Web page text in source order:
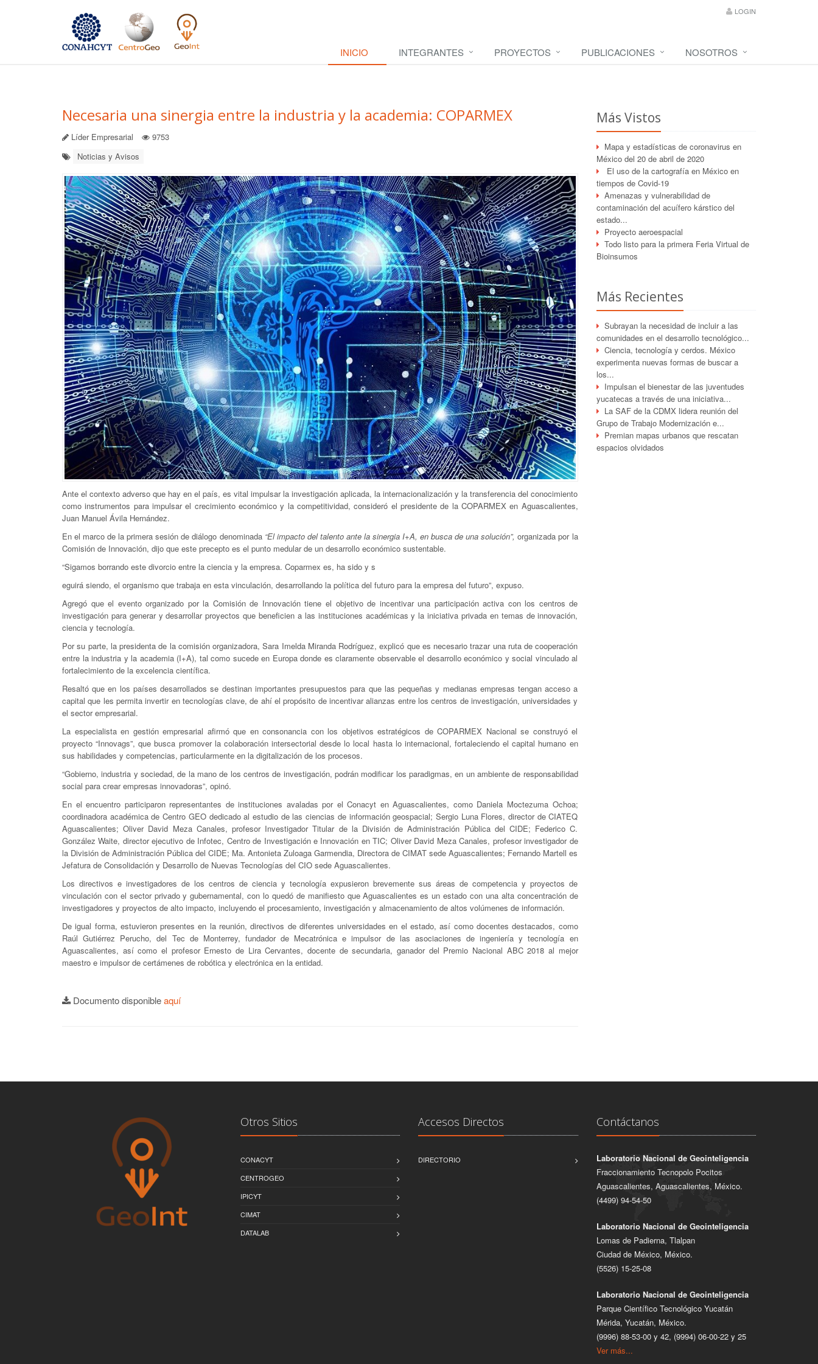
LOGIN
INICIO INTEGRANTES PROYECTOS PUBLICACIONES NOSOTROS
Necesaria una sinergia entre la industria y la academia: COPARMEX
Líder Empresarial
9753
Noticias y Avisos
Ante el contexto adverso que hay en el país, es vital impulsar la investigación aplicada, la internacionalización y la transferencia del conocimiento
como instrumentos para impulsar el crecimiento económico y la competitividad, consideró el presidente de la COPARMEX en Aguascalientes,
Juan Manuel Ávila Hernández.
En el marco de la primera sesión de diálogo denominada “El impacto del talento ante la sinergia I+A, en busca de una solución”,organizada por la
Comisión de Innovación, dijo que este precepto es el punto medular de un desarrollo económico sustentable.
“Sigamos borrando este divorcio entre la ciencia y la empresa. Coparmex es, ha sido y s
eguirá siendo, el organismo que trabaja en esta vinculación, desarrollando la política del futuro para la empresa del futuro”, expuso.
Agregó que el evento organizado por la Comisión de Innovación tiene el objetivo de incentivar una participación activa con los centros de
investigación para generar y desarrollar proyectos que beneficien a las instituciones académicas y la iniciativa privada en temas de innovación,
ciencia y tecnología.
Por su parte, la presidenta de la comisión organizadora, Sara Imelda Miranda Rodríguez, explicó que es necesario trazar una ruta de cooperación
entre la industria y la academia (I+A), tal como sucede en Europa donde es claramente observable el desarrollo económico y social vinculado al
fortalecimiento de la excelencia científica.
Resaltó que en los países desarrollados se destinan importantes presupuestos para que las pequeñas y medianas empresas tengan acceso a
capital que les permita invertir en tecnologías clave, de ahí el propósito de incentivar alianzas entre los centros de investigación, universidades y
el sector empresarial.
La especialista en gestión empresarial afirmó que en consonancia con los objetivos estratégicos de COPARMEX Nacional se construyó el
proyecto “Innovags”, que busca promover la colaboración intersectorial desde lo local hasta lo internacional, fortaleciendo el capital humano en
sus habilidades y competencias, particularmente en la digitalización de los procesos.
“Gobierno, industria y sociedad, de la mano de los centros de investigación, podrán modificar los paradigmas, en un ambiente de responsabilidad
social para crear empresas innovadoras”, opinó.
En el encuentro participaron representantes de instituciones avaladas por el Conacyt en Aguascalientes, como Daniela Moctezuma Ochoa;
coordinadora académica de Centro GEO dedicado al estudio de las ciencias de información geospacial; Sergio Luna Flores, director de CIATEQ
Aguascalientes; Oliver David Meza Canales, profesor Investigador Titular de la División de Administración Pública del CIDE; Federico C.
González Waite, director ejecutivo de Infotec, Centro de Investigación e Innovación en TIC; Oliver David Meza Canales, profesor investigador de
la División de Administración Pública del CIDE; Ma. Antonieta Zuloaga Garmendia, Directora de CIMAT sede Aguascalientes; Fernando Martell es
Jefatura de Consolidación y Desarrollo de Nuevas Tecnologías del CIO sede Aguascalientes.
Los directivos e investigadores de los centros de ciencia y tecnología expusieron brevemente sus áreas de competencia y proyectos de
vinculación con el sector privado y gubernamental, con lo quedó de manifiesto que Aguascalientes es un estado con una alta concentración de
investigadores y proyectos de alto impacto, incluyendo el procesamiento, investigación y almacenamiento de altos volúmenes de información.
De igual forma, estuvieron presentes en la reunión, directivos de diferentes universidades en el estado, así como docentes destacados, como
Raúl Gutiérrez Perucho, del Tec de Monterrey, fundador de Mecatrónica e impulsor de las asociaciones de ingeniería y tecnología en
Aguascalientes, así como el profesor Ernesto de Lira Cervantes, docente de secundaria, ganador del Premio Nacional ABC 2018 al mejor
maestro e impulsor de certámenes de robótica y electrónica en la entidad.
Documento disponibleaquí
Más Vistos
Mapa y estadísticas de coronavirus en
México del 20 de abril de 2020
El uso de la cartografía en México en
tiempos de Covid-19
Amenazas y vulnerabilidad de
contaminación del acuífero kárstico del
estado...
Proyecto aeroespacial
Todo listo para la primera Feria Virtual de
Bioinsumos
Más Recientes
Subrayan la necesidad de incluir a las
comunidades en el desarrollo tecnológico...
Ciencia, tecnología y cerdos. México
experimenta nuevas formas de buscar a
los...
Impulsan el bienestar de las juventudes
yucatecas a través de una iniciativa...
La SAF de la CDMX lidera reunión del
Grupo de Trabajo Modernización e...
Premian mapas urbanos que rescatan
espacios olvidados
Otros Sitios
CONACYT
CENTROGEO
IPICYT
CIMAT
DATALAB
Accesos Directos
DIRECTORIO
Contáctanos
Laboratorio Nacional de Geointeligencia
Fraccionamiento Tecnopolo Pocitos
Aguascalientes, Aguascalientes, México.
(4499) 94-54-50
Laboratorio Nacional de Geointeligencia
Lomas de Padierna, Tlalpan
Ciudad de México, México.
(5526) 15-25-08
Laboratorio Nacional de Geointeligencia
Parque Científico Tecnológico Yucatán
Mérida, Yucatán, México.
(9996) 88-53-00 y 42, (9994) 06-00-22 y 25
Ver más...